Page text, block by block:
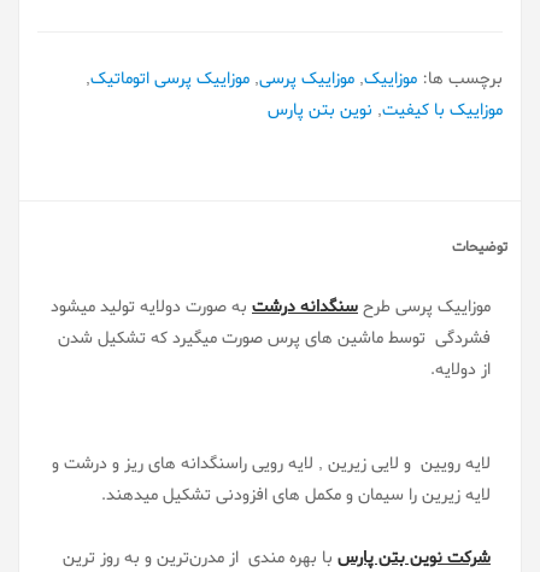
برچسب ها: موزاییک, موزاییک پرسی, موزاییک پرسی اتوماتیک,
موزاییک با کیفیت, نوین بتن پارس
توضیحات
موزاییک پرسی طرحسنگدانه درشت به صورت دولایه تولید میشود
فشردگی توسط ماشین های پرس صورت میگیرد که تشکیل شدن
از دولایه.
لایه رویین و لایی زیرین , لایه رویی راسنگدانه های ریز و درشت و
لایه زیرین را سیمان و مکمل های افزودنی تشکیل میدهند.
شرکت نوین بتن پارس با بهره مندی از مدرن‌ترین و به روز ترین